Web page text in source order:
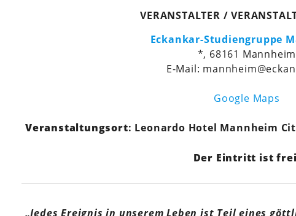
VERANSTALTER /
Eckankar-Studiengruppe
*, 68161 Mannheim
E-Mail:
Google Maps
Veranstaltungsort: Leonardo Hotel Mannheim
Der Eintritt ist
„Jedes Ereignis in unserem Leben ist Teil eines